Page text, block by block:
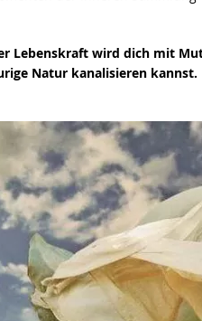
Lebenskraft wird dich mit
Natur kanalisieren kannst.